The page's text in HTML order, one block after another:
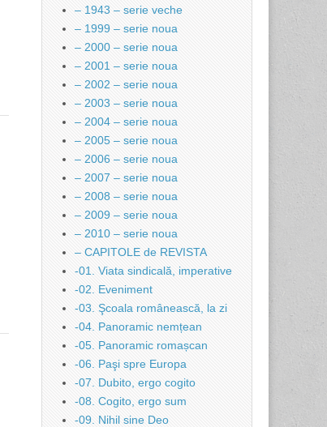
– 1943 – serie veche
– 1999 – serie noua
– 2000 – serie noua
– 2001 – serie noua
– 2002 – serie noua
– 2003 – serie noua
– 2004 – serie noua
– 2005 – serie noua
– 2006 – serie noua
– 2007 – serie noua
– 2008 – serie noua
– 2009 – serie noua
– 2010 – serie noua
– CAPITOLE de REVISTA
-01. Viata sindicală, imperative
-02. Eveniment
-03. Şcoala românească, la zi
-04. Panoramic nemțean
-05. Panoramic romașcan
-06. Paşi spre Europa
-07. Dubito, ergo cogito
-08. Cogito, ergo sum
-09. Nihil sine Deo